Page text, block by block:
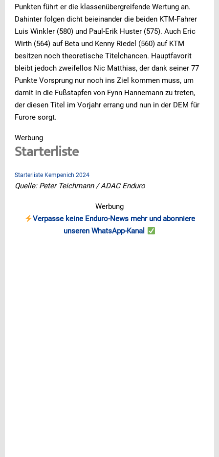
Punkten führt er die klassenübergreifende Wertung an.
Dahinter folgen dicht beieinander die beiden KTM-Fahrer
Luis Winkler (580) und Paul-Erik Huster (575). Auch Eric
Wirth (564) auf Beta und Kenny Riedel (560) auf KTM
besitzen noch theoretische Titelchancen. Hauptfavorit
bleibt jedoch zweifellos Nic Matthias, der dank seiner 77
Punkte Vorsprung nur noch ins Ziel kommen muss, um
damit in die Fußstapfen von Fynn Hannemann zu treten,
der diesen Titel im Vorjahr errang und nun in der DEM für
Furore sorgt.
Werbung
Starterliste
Starterliste Kempenich 2024
Quelle: Peter Teichmann / ADAC Enduro
Werbung
Verpasse keine Enduro-News mehr und abonniere
unseren WhatsApp-Kanal